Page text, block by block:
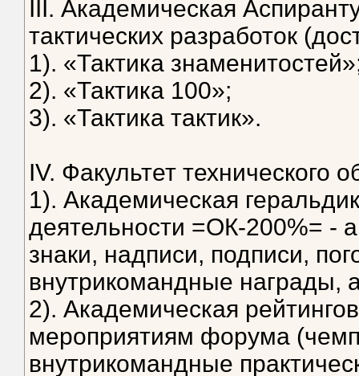
III. Академическая
тактических разработок
1). «Тактика
2). «Тактика 100»;
3). «Тактика тактик».
IV. Факультет технического
1). Академическая
деятельности =ОК-200%= -
знаки, надписи, подписи,
внутрикомандные награды,
2). Академическая
мероприятиям форума
внутрикомандные